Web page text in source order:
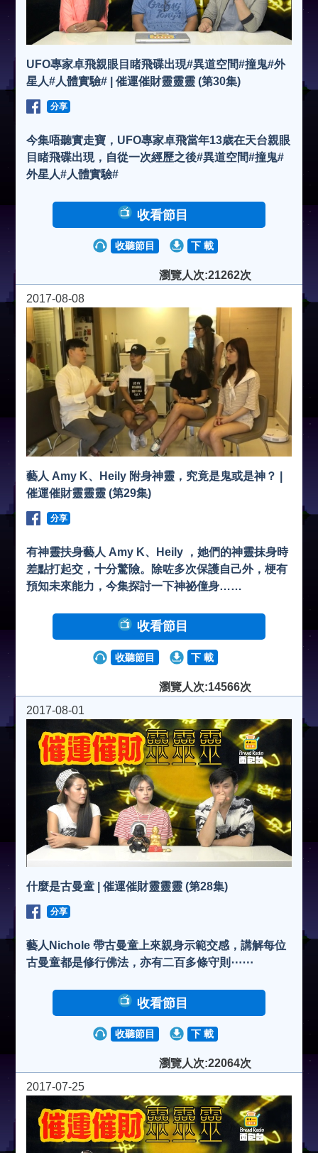
UFO專家卓飛親眼目睹飛碟出現#異道空間#撞鬼#外
星人#人體實驗# | 催運催財靈靈靈 (第30集)
分享
今集唔聽實走寶，UFO專家卓飛當年13歳在天台親眼
目睹飛碟出現，自從一次經歷之後#異道空間#撞鬼#
外星人#人體實驗#
收看節目
收聽節目 下 載
瀏覽人次:21262次
2017-08-08
藝人 Amy K、Heily 附身神靈，究竟是鬼或是神？ |
催運催財靈靈靈 (第29集)
分享
有神靈扶身藝人 Amy K、Heily ，她們的神靈抹身時
差點打起交，十分驚險。除咗多次保護自己外，梗有
預知未來能力，今集探討一下神祕僮身……
收看節目
收聽節目 下 載
瀏覽人次:14566次
2017-08-01
什麼是古曼童 | 催運催財靈靈靈 (第28集)
分享
藝人Nichole 帶古曼童上來親身示範交感，講解每位
古曼童都是修行佛法，亦有二百多條守則⋯⋯
收看節目
收聽節目 下 載
瀏覽人次:22064次
2017-07-25